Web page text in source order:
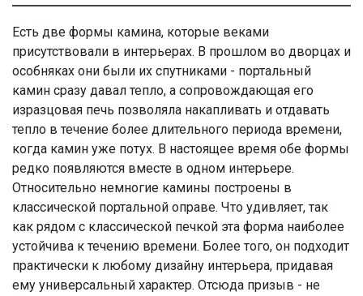
Есть две формы камина, которые веками
присутствовали в интерьерах. В прошлом во дворцах и
особняках они были их спутниками - портальный
камин сразу давал тепло, а сопровождающая его
изразцовая печь позволяла накапливать и отдавать
тепло в течение более длительного периода времени,
когда камин уже потух. В настоящее время обе формы
редко появляются вместе в одном интерьере.
Относительно немногие камины построены в
классической портальной оправе. Что удивляет, так
как рядом с классической печкой эта форма наиболее
устойчива к течению времени. Более того, он подходит
практически к любому дизайну интерьера, придавая
ему универсальный характер. Отсюда призыв - не